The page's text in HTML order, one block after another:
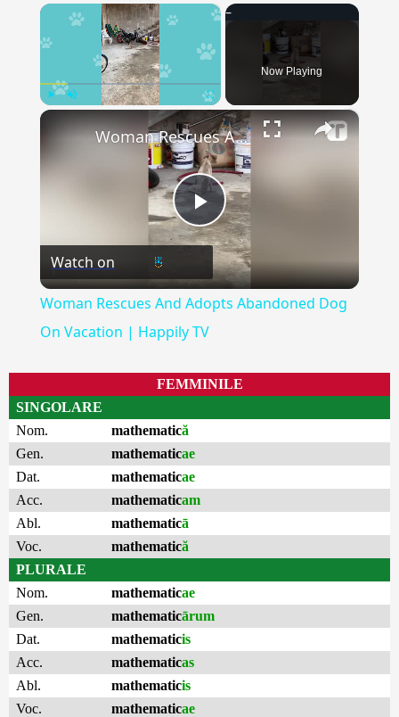
×
Fullscreen
Now Playing
×
Play
Video
Woman Rescues And Adopts Abandoned Dog On Vacation | Happily TV
Watch on
Woman Rescues And Adopts Abandoned Dog
On Vacation | Happily TV
FEMMINILE
SINGOLARE
Nom.
mathematică
Gen.
mathematicae
Dat.
mathematicae
Acc.
mathematicam
Abl.
mathematicā
Voc.
mathematică
PLURALE
Nom.
mathematicae
Gen.
mathematicārum
Dat.
mathematicis
Acc.
mathematicas
Abl.
mathematicis
Voc.
mathematicae